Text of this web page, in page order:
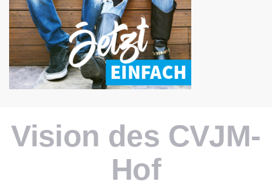
Vision des CVJM-
Hof